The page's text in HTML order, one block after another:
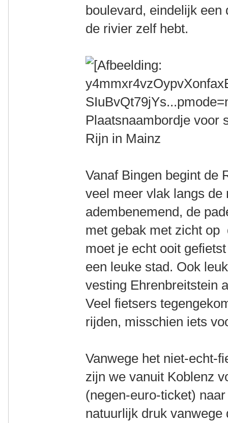
boulevard, eindelijk
de rivier zelf hebt.
Plaatsnaambordje voor
Rijn in Mainz
Vanaf Bingen begint de
veel meer vlak langs
adembenemend, de
met gebak met zicht op
moet je echt ooit
een leuke stad. Ook
vesting Ehrenbreitstein
Veel fietsers
rijden, misschien iets
Vanwege het niet-echt-
zijn we vanuit Koblenz
(negen-euro-ticket)
natuurlijk druk